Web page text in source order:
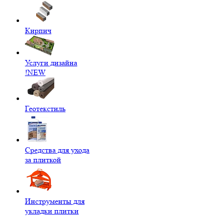
Кирпич
Услуги дизайна
!NEW
Геотекстиль
Средства для ухода
за плиткой
Инструменты для
укладки плитки